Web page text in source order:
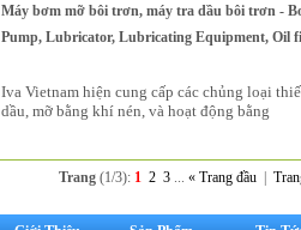
Máy bơm mỡ bôi trơn, máy tra dầu bôi trơn -
Pump, Lubricator, Lubricating Equipment, Oil
Iva Vietnam hiện cung cấp các chủng loại
dầu, mỡ bằng khí nén, và hoạt động bằng
Trang (1/3):1 2 3 ... « Trang đầu